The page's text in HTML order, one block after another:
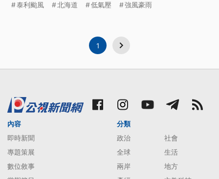
雨，泰利颱風沿著日本所有島嶼，往北部移動，在各
泰利颱風 北海道 低氣壓 強風豪雨
1
內容
即時新聞
專題策展
數位敘事
分類
政治
社會
全球
生活
兩岸
地方